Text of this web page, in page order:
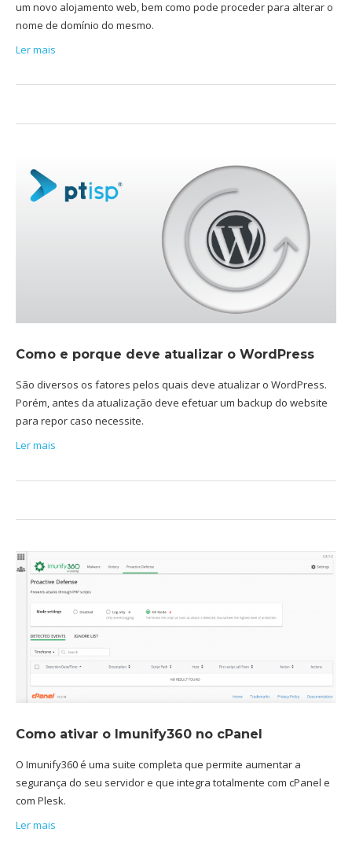
um novo alojamento web, bem como pode proceder para alterar o
nome de domínio do mesmo.
Ler mais
Como e porque deve atualizar o WordPress
São diversos os fatores pelos quais deve atualizar o WordPress.
Porém, antes da atualização deve efetuar um backup do website
para repor caso necessite.
Ler mais
Como ativar o Imunify360 no cPanel
O Imunify360 é uma suite completa que permite aumentar a
segurança do seu servidor e que integra totalmente com cPanel e
com Plesk.
Ler mais